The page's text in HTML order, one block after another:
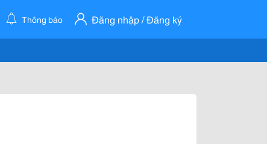
Thông báo Đăng nhập / Đăng ký